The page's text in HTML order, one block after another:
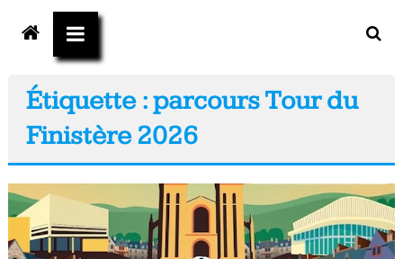
votre
magazine
Vélo,
Gravel
&
Triathlon
Tous
les
Étiquette : parcours Tour du
Finistère 2026